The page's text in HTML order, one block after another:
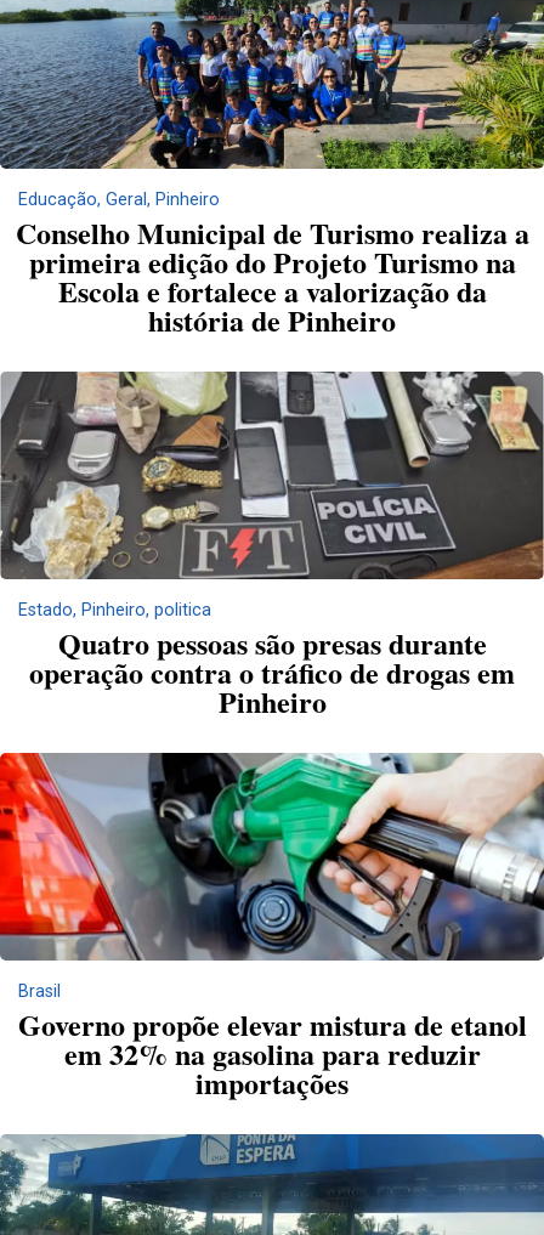
Educação, Geral, Pinheiro
Conselho Municipal de Turismo realiza a
primeira edição do Projeto Turismo na
Escola e fortalece a valorização da
história de Pinheiro
Estado, Pinheiro, politica
Quatro pessoas são presas durante
operação contra o tráfico de drogas em
Pinheiro
Brasil
Governo propõe elevar mistura de etanol
em 32% na gasolina para reduzir
importações